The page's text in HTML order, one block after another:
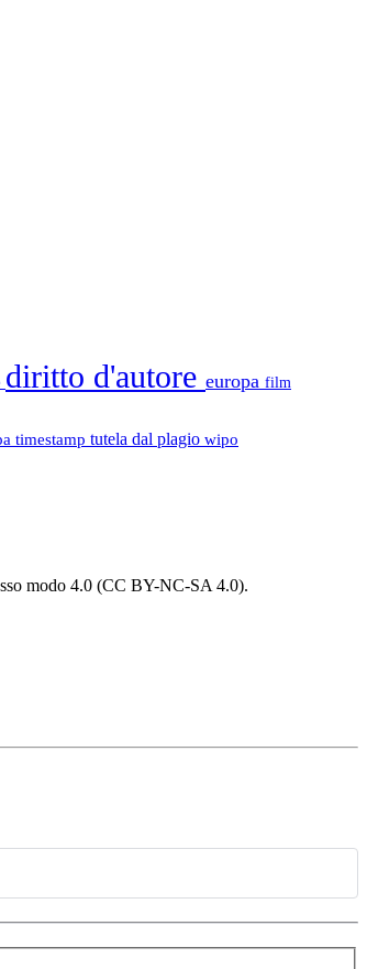
diritto d'autore europa film
timestamp tutela dal plagio wipo
modo 4.0 (CC BY-NC-SA 4.0).